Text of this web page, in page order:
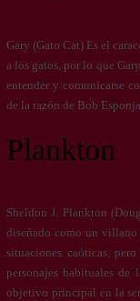
Gary (Gato Cat) Es el
a los gatos, por lo que
entender y comunicarse
de la razón de Bob
Plankton
Sheldon J. Plankton
diseñado como un villano
situaciones caóticas,
personajes habituales
objetivo principal en la